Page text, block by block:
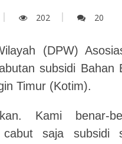
202 20
(DPW)
subsidi Bahan
Timur (Kotim).
Kami benar-
cabut saja subsidi